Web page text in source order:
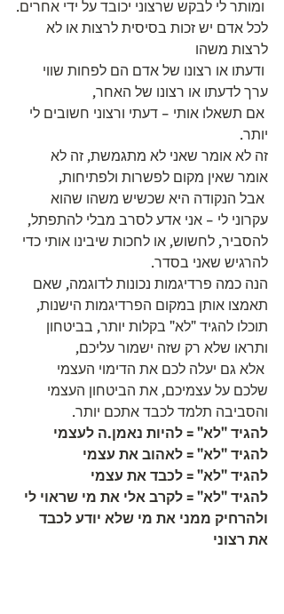
לכל אדם יש זכות בסיסית לרצות או לא
לרצות משהו
ודעתו או רצונו של אדם הם לפחות שווי
ערך לדעתו או רצונו של האחר,
אם תשאלו אותי – דעתי ורצוני חשובים לי
יותר.
זה לא אומר שאני לא מתגמשת, זה לא
אומר שאין מקום לפשרות ולפתיחות,
אבל הנקודה היא שכשיש משהו שהוא
עקרוני לי – אני אדע לסרב מבלי להתפתל,
להסביר, לחשוש, או לחכות שיבינו אותי כדי
להרגיש שאני בסדר.
הנה כמה פרדיגמות נכונות לדוגמה, שאם
תאמצו אותן במקום הפרדיגמות הישנות,
תוכלו להגיד "לא" בקלות יותר, בביטחון
ותראו שלא רק שזה ישמור עליכם,
אלא גם יעלה לכם את הדימוי העצמי
שלכם על עצמיכם, את הביטחון העצמי
והסביבה תלמד לכבד אתכם יותר.
להגיד "לא" = להיות נאמן.ה לעצמי
להגיד "לא" = לאהוב את עצמי
להגיד "לא" = לכבד את עצמי
להגיד "לא" = לקרב אלי את מי שראוי לי
ולהרחיק ממני את מי שלא יודע לכבד
את רצוני